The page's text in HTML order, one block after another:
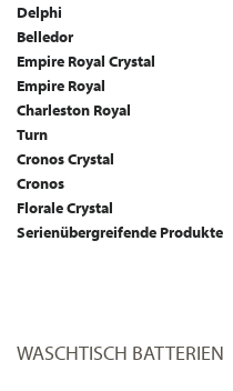
Delphi
Belledor
Empire Royal Crystal
Empire Royal
Charleston Royal
Turn
Cronos Crystal
Cronos
Florale Crystal
Serienübergreifende Produkte
WASCHTISCH BATTERIEN